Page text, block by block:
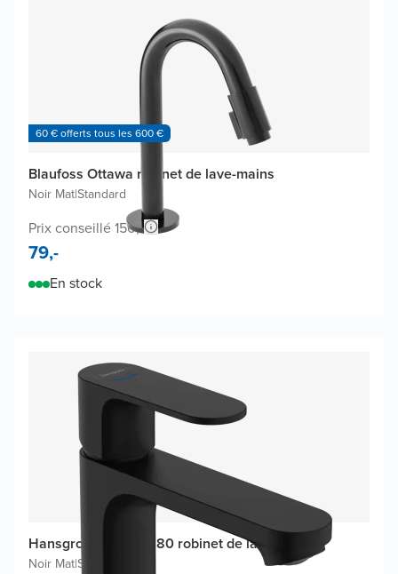
60 € offerts tous les 600 €
Blaufoss Ottawa robinet de lave-mains
Noir Mat|Standard
Prix conseillé 150,-
79,-
En stock
Hansgrohe Rebris S80 robinet de lave-mains
Noir Mat|Standard